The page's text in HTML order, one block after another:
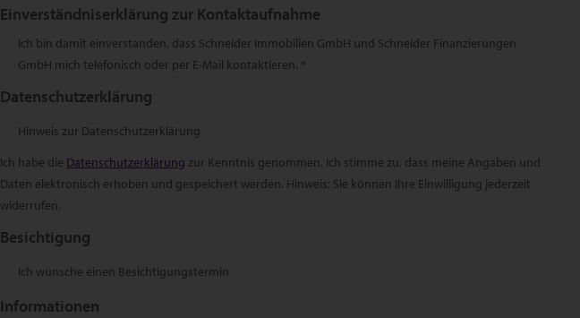
Einverständniserklärung zur Kontaktaufnahme
Ich bin damit einverstanden, dass Schneider Immobilien GmbH und Schneider Finanzierungen
GmbH mich telefonisch oder per E-Mail kontaktieren. *
Datenschutzerklärung
Hinweis zur Datenschutzerklärung
Ich habe die Datenschutzerklärung zur Kenntnis genommen. Ich stimme zu, dass meine Angaben und
Daten elektronisch erhoben und gespeichert werden. Hinweis: Sie können Ihre Einwilligung jederzeit
widerrufen.
Besichtigung
Ich wünsche einen Besichtigungstermin
Informationen